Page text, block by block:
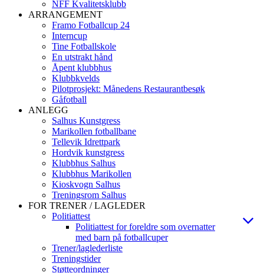
NFF Kvalitetsklubb
ARRANGEMENT
Framo Fotballcup 24
Interncup
Tine Fotballskole
En utstrakt hånd
Åpent klubbhus
Klubbkvelds
Pilotprosjekt: Månedens Restaurantbesøk
Gåfotball
ANLEGG
Salhus Kunstgress
Marikollen fotballbane
Tellevik Idrettpark
Hordvik kunstgress
Klubbhus Salhus
Klubbhus Marikollen
Kioskvogn Salhus
Treningsrom Salhus
FOR TRENER / LAGLEDER
Politiattest
Politiattest for foreldre som overnatter
med barn på fotballcuper
Trener/laglederliste
Treningstider
Støtteordninger